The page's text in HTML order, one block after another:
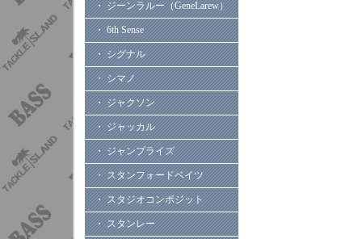
・ ジーンラルー（GeneLarew）
・ 6th Sense
・ シグナル
・ シマノ
・ ジャクソン
・ ジャッカル
・ ジャンプライズ
・ スタンフォードベイツ
・ スタジオコンポジット
・ スタンレー